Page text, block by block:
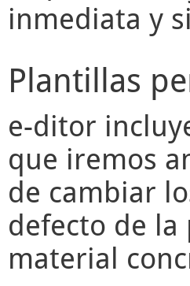
inmediata y
Plantillas
e-ditor
que iremos
de cambiar
defecto de
material